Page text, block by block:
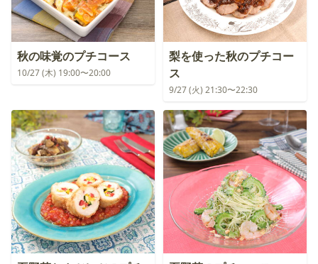
秋の味覚のプチコース
10/27 (木) 19:00〜20:00
梨を使った秋のプチコー
ス
9/27 (火) 21:30〜22:30